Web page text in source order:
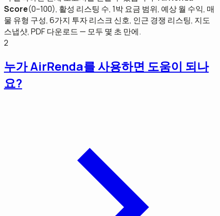
Score(0–100), 활성 리스팅 수, 1박 요금 범위, 예상 월 수익, 매
물 유형 구성, 6가지 투자 리스크 신호, 인근 경쟁 리스팅, 지도
스냅샷, PDF 다운로드 — 모두 몇 초 만에.
2
누가 AirRenda를 사용하면 도움이 되나
요?